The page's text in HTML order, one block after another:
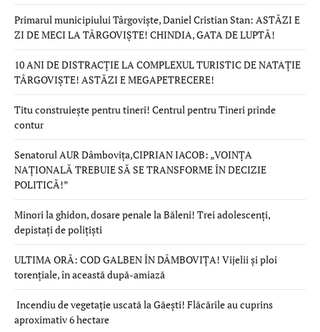
Primarul municipiului Târgoviște, Daniel Cristian Stan: ASTĂZI E
ZI DE MECI LA TÂRGOVIȘTE! CHINDIA, GATA DE LUPTĂ!
10 ANI DE DISTRACȚIE LA COMPLEXUL TURISTIC DE NATAȚIE
TÂRGOVIȘTE! ASTĂZI E MEGAPETRECERE!
Titu construiește pentru tineri! Centrul pentru Tineri prinde
contur
Senatorul AUR Dâmbovița,CIPRIAN IACOB: „VOINȚA
NAȚIONALĂ TREBUIE SĂ SE TRANSFORME ÎN DECIZIE
POLITICĂ!”
Minori la ghidon, dosare penale la Băleni! Trei adolescenți,
depistați de polițiști
ULTIMA ORĂ: COD GALBEN ÎN DÂMBOVIȚA! Vijelii și ploi
torențiale, în această după-amiază
Incendiu de vegetație uscată la Găești! Flăcările au cuprins
aproximativ 6 hectare